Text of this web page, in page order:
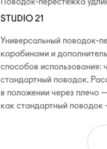
Поводок-перестежка
STUDIO 21
Универсальный поводок-
карабинами и
способов использования:
стандартный поводок.
в положении через плечо
как стандартный